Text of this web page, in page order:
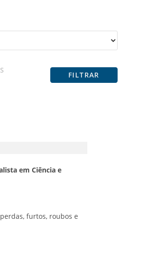
em Ciência e
furtos, roubos e